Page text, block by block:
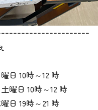
ｰｰｰｰｰｰｰｰｰｰｰｰｰｰｰｰｰｰｰｰｰ
日 10時～12 時
曜日 10時～12 時
日 19時～21 時